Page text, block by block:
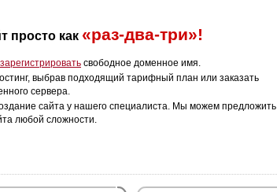
просто как «раз-два-три»!
зарегистрировать свободное доменное имя.
выбрав подходящий тарифный план или заказать
сервера.
сайта у нашего специалиста. Мы можем предложить
любой сложности.